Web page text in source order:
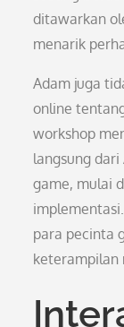
ditawarkan
menarik
Adam juga
online
workshop
langsung
game, mulai
para pecinta
keterampilan